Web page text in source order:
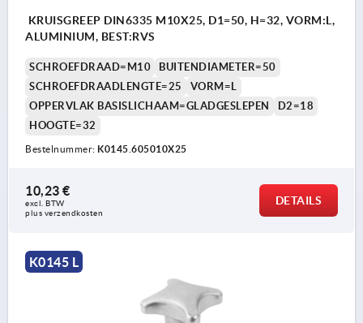
KRUISGREEP DIN6335 M10X25, D1=50, H=32, VORM:L,
ALUMINIUM, BEST:RVS
SCHROEFDRAAD=M10
BUITENDIAMETER=50
SCHROEFDRAADLENGTE=25
VORM=L
OPPERVLAK BASISLICHAAM=GLADGESLEPEN
D2=18
HOOGTE=32
Bestelnummer: K0145.605010X25
10,23 €
excl. BTW
plus verzendkosten
DETAILS
K0145 L